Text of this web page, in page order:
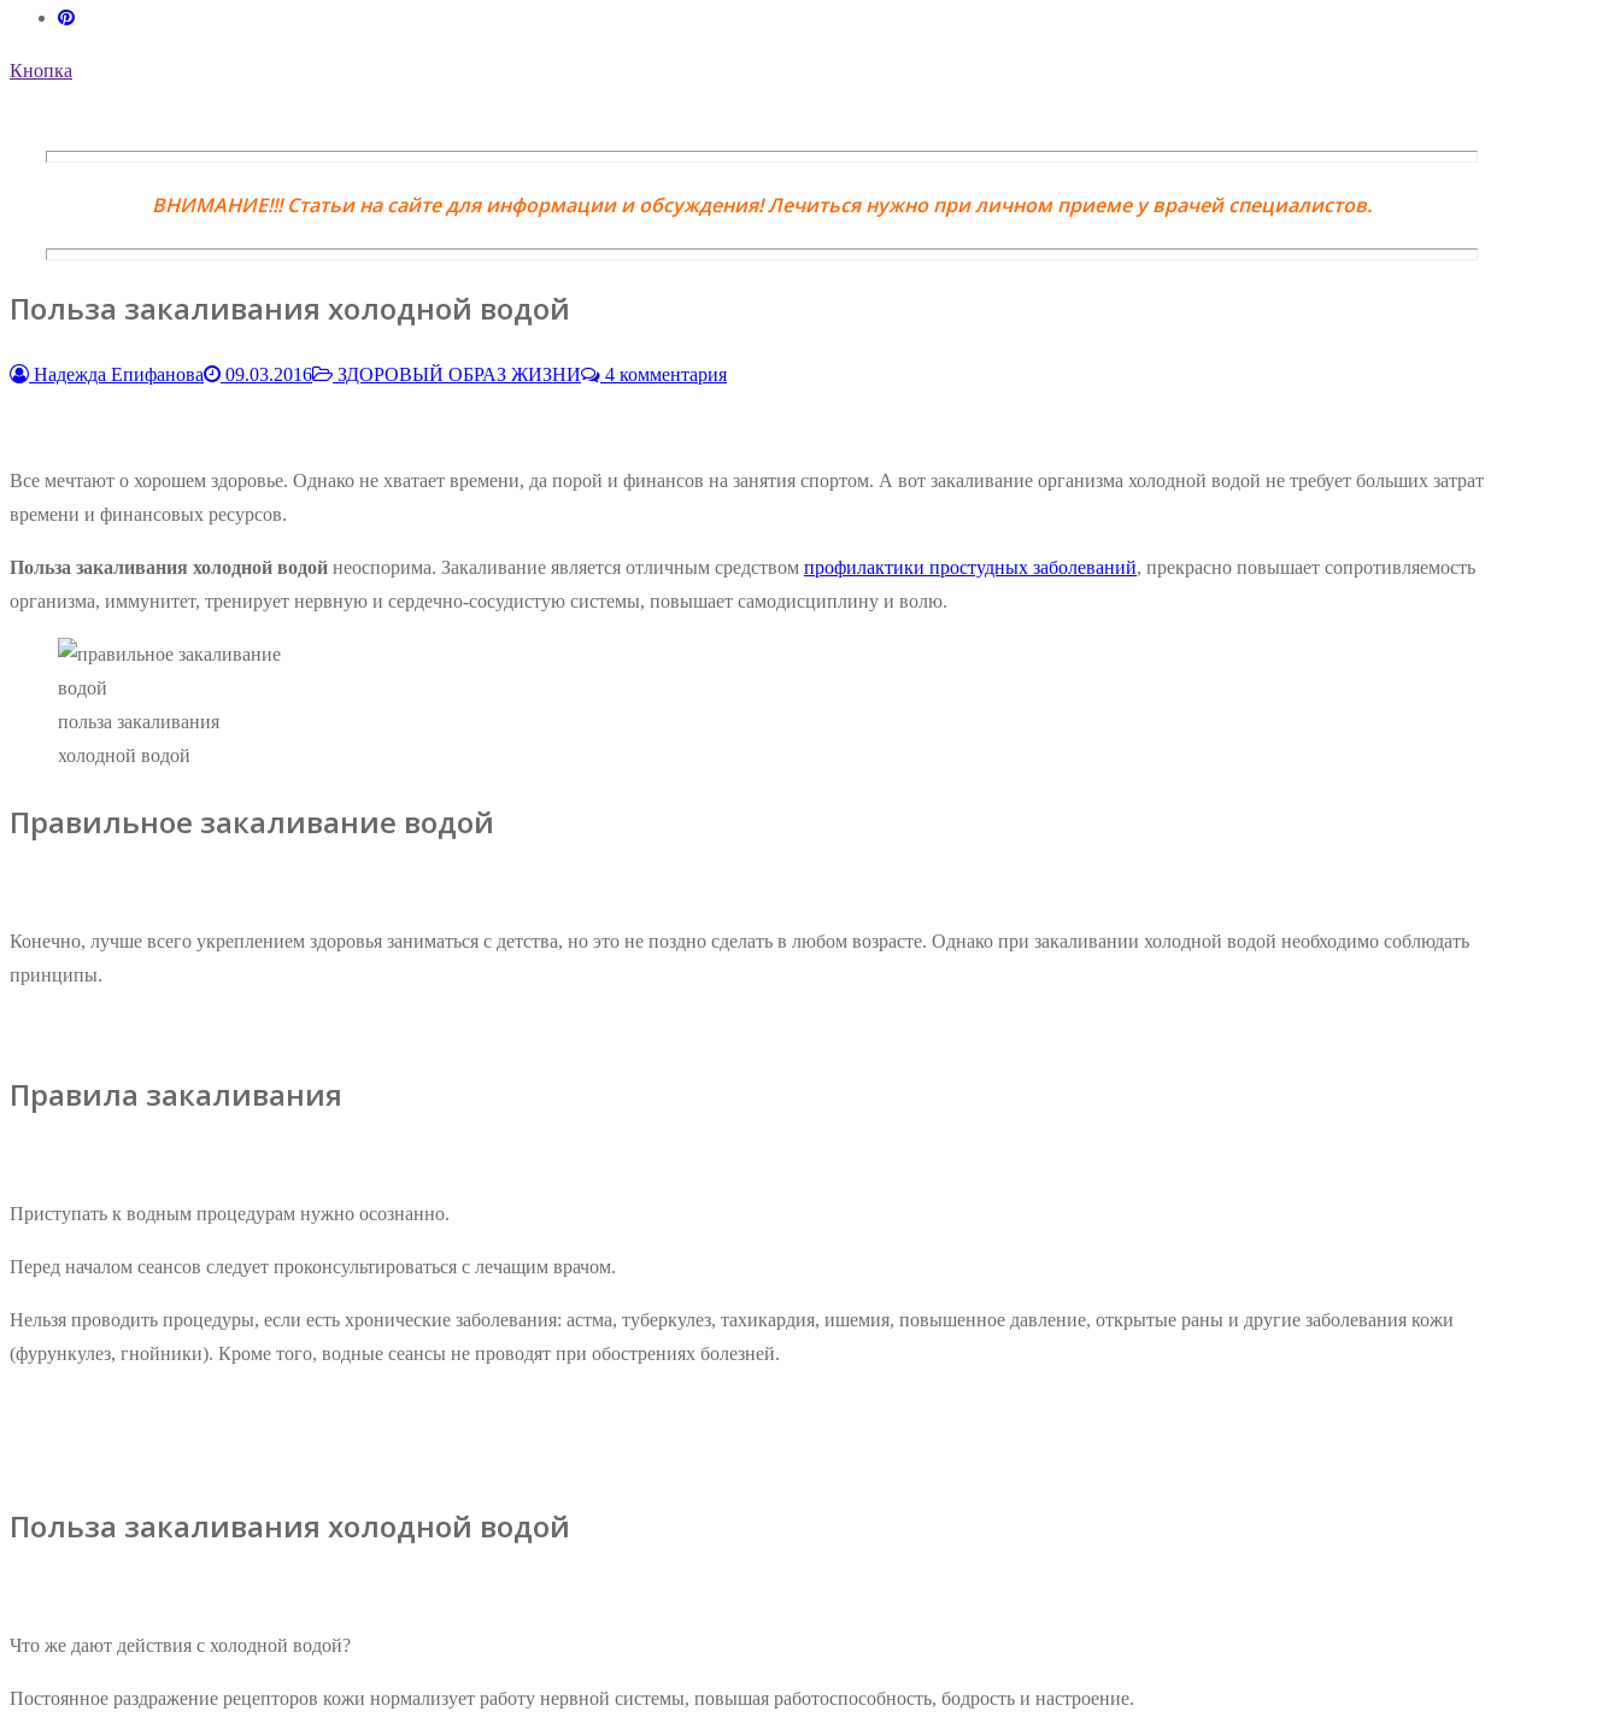
Кнопка
ВНИМАНИЕ!!! Статьи на сайте для информации и обсуждения! Лечиться нужно при личном приеме у врачей специалистов.
Польза закаливания холодной водой
Надежда Епифанова 09.03.2016 ЗДОРОВЫЙ ОБРАЗ ЖИЗНИ 4 комментария
Все мечтают о хорошем здоровье. Однако не хватает времени, да порой и финансов на занятия спортом. А вот закаливание организма холодной водой не требует больших затрат
времени и финансовых ресурсов.
Польза закаливания холодной водой неоспорима. Закаливание является отличным средством профилактики простудных заболеваний, прекрасно повышает сопротивляемость
организма, иммунитет, тренирует нервную и сердечно-сосудистую системы, повышает самодисциплину и волю.
польза закаливания
холодной водой
Правильное закаливание водой
Конечно, лучше всего укреплением здоровья заниматься с детства, но это не поздно сделать в любом возрасте. Однако при закаливании холодной водой необходимо соблюдать
принципы.
Правила закаливания
Приступать к водным процедурам нужно осознанно.
Перед началом сеансов следует проконсультироваться с лечащим врачом.
Нельзя проводить процедуры, если есть хронические заболевания: астма, туберкулез, тахикардия, ишемия, повышенное давление, открытые раны и другие заболевания кожи
(фурункулез, гнойники). Кроме того, водные сеансы не проводят при обострениях болезней.
Польза закаливания холодной водой
Что же дают действия с холодной водой?
Постоянное раздражение рецепторов кожи нормализует работу нервной системы, повышая работоспособность, бодрость и настроение.